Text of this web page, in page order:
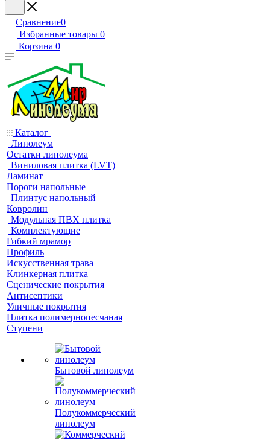
Сравнение0
Избранные товары 0
Корзина 0
Каталог
Линолеум
Остатки линолеума
Виниловая плитка (LVT)
Ламинат
Пороги напольные
Плинтус напольный
Ковролин
Модульная ПВХ плитка
Комплектующие
Гибкий мрамор
Профиль
Искусственная трава
Клинкерная плитка
Сценические покрытия
Антисептики
Уличные покрытия
Плитка полимернопесчаная
Ступени
Бытовой линолеум
Полукоммерческий
линолеум